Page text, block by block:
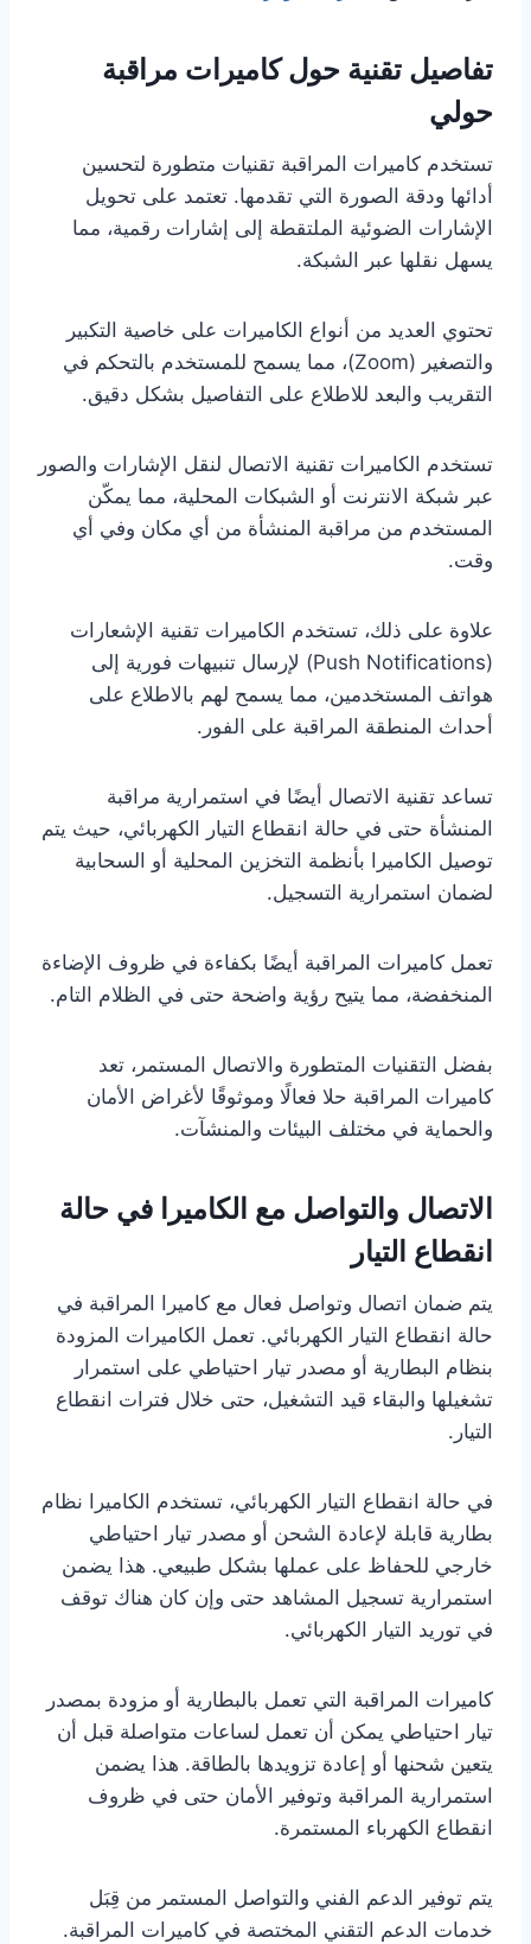
تفاصيل تقنية حول كاميرات مراقبة
حولي
تستخدم كاميرات المراقبة تقنيات متطورة لتحسين
أدائها ودقة الصورة التي تقدمها. تعتمد على تحويل
الإشارات الضوئية الملتقطة إلى إشارات رقمية، مما
يسهل نقلها عبر الشبكة.
تحتوي العديد من أنواع الكاميرات على خاصية التكبير
والتصغير (Zoom)، مما يسمح للمستخدم بالتحكم في
التقريب والبعد للاطلاع على التفاصيل بشكل دقيق.
تستخدم الكاميرات تقنية الاتصال لنقل الإشارات والصور
عبر شبكة الانترنت أو الشبكات المحلية، مما يمكّن
المستخدم من مراقبة المنشأة من أي مكان وفي أي
وقت.
علاوة على ذلك، تستخدم الكاميرات تقنية الإشعارات
(Push Notifications) لإرسال تنبيهات فورية إلى
هواتف المستخدمين، مما يسمح لهم بالاطلاع على
أحداث المنطقة المراقبة على الفور.
تساعد تقنية الاتصال أيضًا في استمرارية مراقبة
المنشأة حتى في حالة انقطاع التيار الكهربائي، حيث يتم
توصيل الكاميرا بأنظمة التخزين المحلية أو السحابية
لضمان استمرارية التسجيل.
تعمل كاميرات المراقبة أيضًا بكفاءة في ظروف الإضاءة
المنخفضة، مما يتيح رؤية واضحة حتى في الظلام التام.
بفضل التقنيات المتطورة والاتصال المستمر، تعد
كاميرات المراقبة حلا فعالًا وموثوقًا لأغراض الأمان
والحماية في مختلف البيئات والمنشآت.
الاتصال والتواصل مع الكاميرا في حالة
انقطاع التيار
يتم ضمان اتصال وتواصل فعال مع كاميرا المراقبة في
حالة انقطاع التيار الكهربائي. تعمل الكاميرات المزودة
بنظام البطارية أو مصدر تيار احتياطي على استمرار
تشغيلها والبقاء قيد التشغيل، حتى خلال فترات انقطاع
التيار.
في حالة انقطاع التيار الكهربائي، تستخدم الكاميرا نظام
بطارية قابلة لإعادة الشحن أو مصدر تيار احتياطي
خارجي للحفاظ على عملها بشكل طبيعي. هذا يضمن
استمرارية تسجيل المشاهد حتى وإن كان هناك توقف
في توريد التيار الكهربائي.
كاميرات المراقبة التي تعمل بالبطارية أو مزودة بمصدر
تيار احتياطي يمكن أن تعمل لساعات متواصلة قبل أن
يتعين شحنها أو إعادة تزويدها بالطاقة. هذا يضمن
استمرارية المراقبة وتوفير الأمان حتى في ظروف
انقطاع الكهرباء المستمرة.
يتم توفير الدعم الفني والتواصل المستمر من قِبَل
خدمات الدعم التقني المختصة في كاميرات المراقبة.